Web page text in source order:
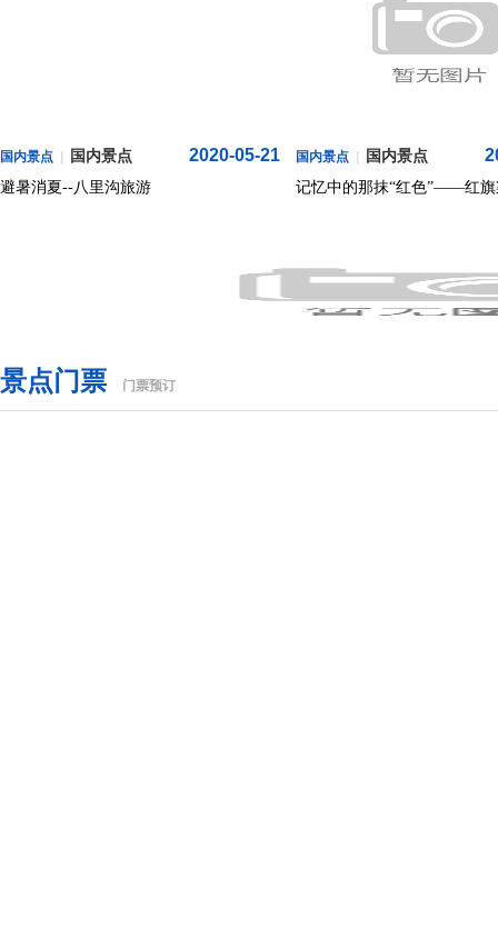
2020-05-21
国内景点 国内景点
避暑消夏--八里沟旅游
国内景点 国内景点
记忆中的那抹“红色”——红旗
景点门票 门票预订